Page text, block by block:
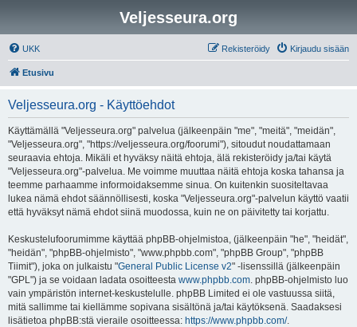
Veljesseura.org
UKK Kirjaudu sisään
Rekisteröidy
Etusivu
Veljesseura.org - Käyttöehdot
Käyttämällä "Veljesseura.org" palvelua (jälkeenpäin "me", "meitä", "meidän",
"Veljesseura.org", "https://veljesseura.org/foorumi"), sitoudut noudattamaan
seuraavia ehtoja. Mikäli et hyväksy näitä ehtoja, älä rekisteröidy ja/tai käytä
"Veljesseura.org"-palvelua. Me voimme muuttaa näitä ehtoja koska tahansa ja
teemme parhaamme informoidaksemme sinua. On kuitenkin suositeltavaa
lukea nämä ehdot säännöllisesti, koska "Veljesseura.org"-palvelun käyttö vaatii
että hyväksyt nämä ehdot siinä muodossa, kuin ne on päivitetty tai korjattu.
Keskustelufoorumimme käyttää phpBB-ohjelmistoa, (jälkeenpäin "he", "heidät",
"heidän", "phpBB-ohjelmisto", "www.phpbb.com", "phpBB Group", "phpBB
Tiimit"), joka on julkaistu "General Public License v2" -lisenssillä (jälkeenpäin
"GPL") ja se voidaan ladata osoitteesta www.phpbb.com. phpBB-ohjelmisto luo
vain ympäristön internet-keskustelulle. phpBB Limited ei ole vastuussa siitä,
mitä sallimme tai kiellämme sopivana sisältönä ja/tai käytöksenä. Saadaksesi
lisätietoa phpBB:stä vieraile osoitteessa: https://www.phpbb.com/.